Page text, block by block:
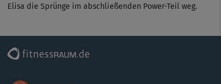
Elisa die Sprünge im abschließenden Power-Teil weg.